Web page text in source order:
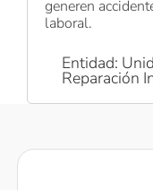
generen
laboral.
Entidad:
Reparación